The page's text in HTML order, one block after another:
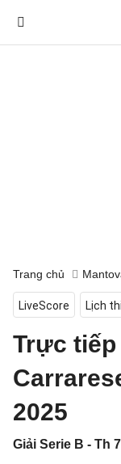
Trang chủ
LiveScore Lịch
Trực tiếp
2025
Giải Serie B - Th